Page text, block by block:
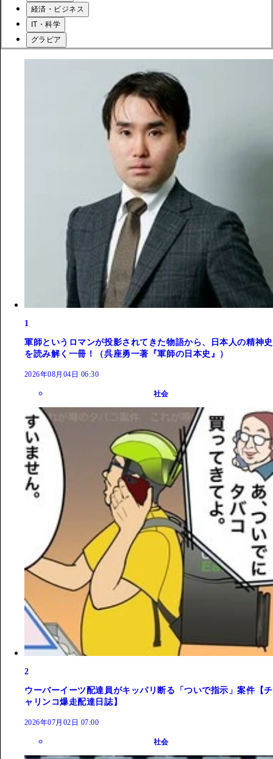
経済・ビジネス
IT・科学
グラビア
1
軍師というロマンが投影されてきた物語から、日本人の精神史
を読み解く一冊！（呉座勇一著『軍師の日本史』）
2026年08月04日 06:30
社会
2
ウーバーイーツ配達員がキッパリ断る「ついで指示」案件【チ
ャリンコ爆走配達日誌】
2026年07月02日 07:00
社会